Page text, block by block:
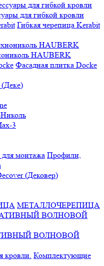
для гибкой кровли
Гибкая черепица Kerabit
HAUBERK
Фасадная плитка Docke
3
Профили,
(Дековер)
МЕТАЛЛОЧЕРЕПИЦА
ВОЛНОВОЙ
Комплектующие